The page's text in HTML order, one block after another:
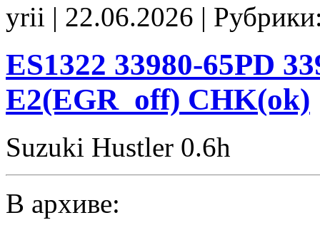
51J3
33920-
00001
tune
E2(EGR_off)
CHK(ok)
yrii | 22.06.2026 |
ES1322 33980-65PD
E2(EGR_off) CHK(ok)
Suzuki Hustler 0.6h
В архиве: